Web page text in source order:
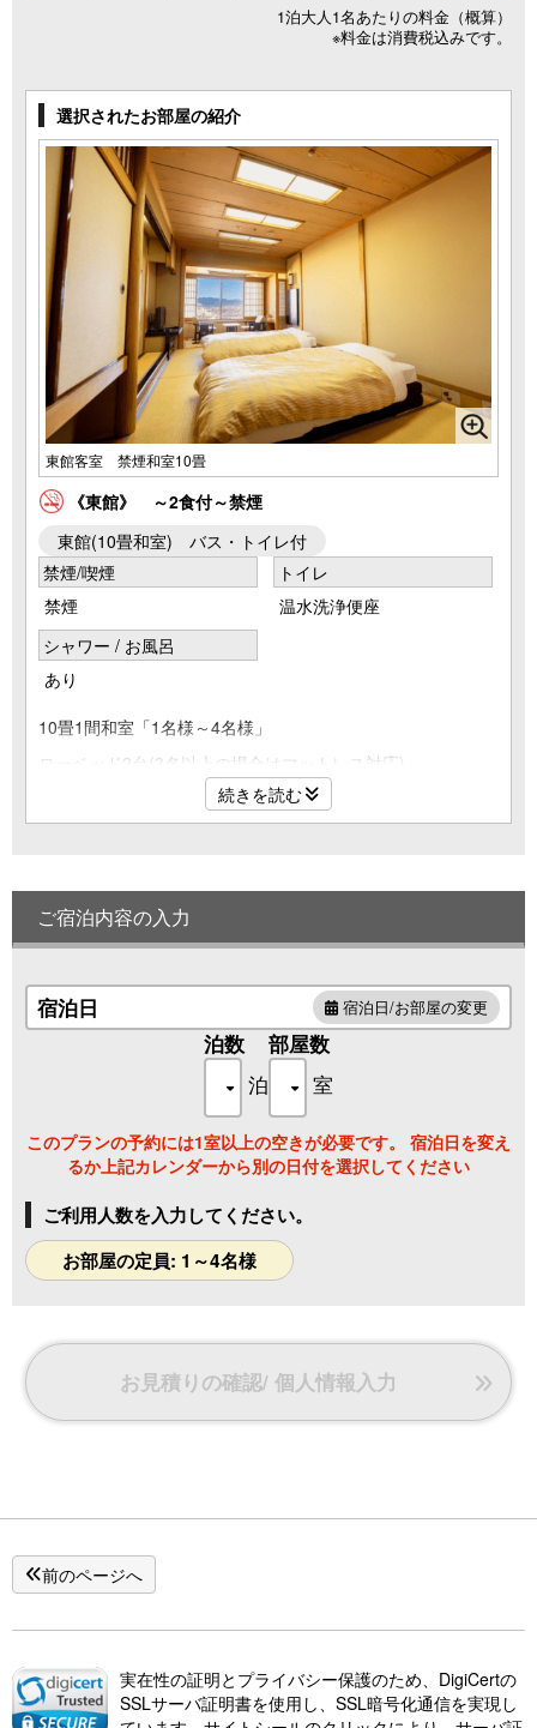
1泊大人1名あたりの料金（概算）
※料金は消費税込みです。
選択されたお部屋の紹介
東館客室 禁煙和室10畳
《東館》 ～2食付～禁煙
東館(10畳和室) バス・トイレ付
禁煙/喫煙
禁煙
トイレ
温水洗浄便座
シャワー / お風呂
あり
10畳1間和室「1名様～4名様」
ローベッド2台(3名以上の場合はマットレス対応)
夕食・朝食：お食事処にてご用意
続きを読む
ご宿泊内容の入力
宿泊日 宿泊日/お部屋の変更
泊数
泊
部屋数
室
このプランの予約には1室以上の空きが必要です。 宿泊日を変え
るか上記カレンダーから別の日付を選択してください
ご利用人数を入力してください。
お部屋の定員: 1～4名様
お見積りの確認/ 個人情報入力
前のページへ
実在性の証明とプライバシー保護のため、DigiCertの
SSLサーバ証明書を使用し、SSL暗号化通信を実現し